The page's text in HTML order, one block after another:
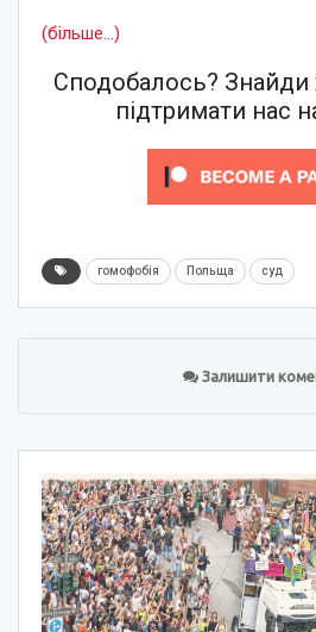
(більше…)
Сподобалось?
підтримати нас
гомофобія Польща суд
Залишити